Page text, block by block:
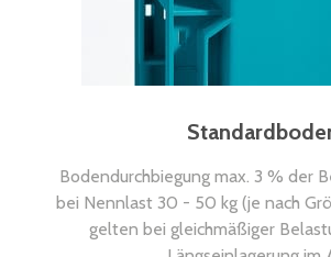
Bodendurchbiegung max. 3 % der
bei Nennlast 30 - 50 kg (je nach
gelten bei gleichmäßiger